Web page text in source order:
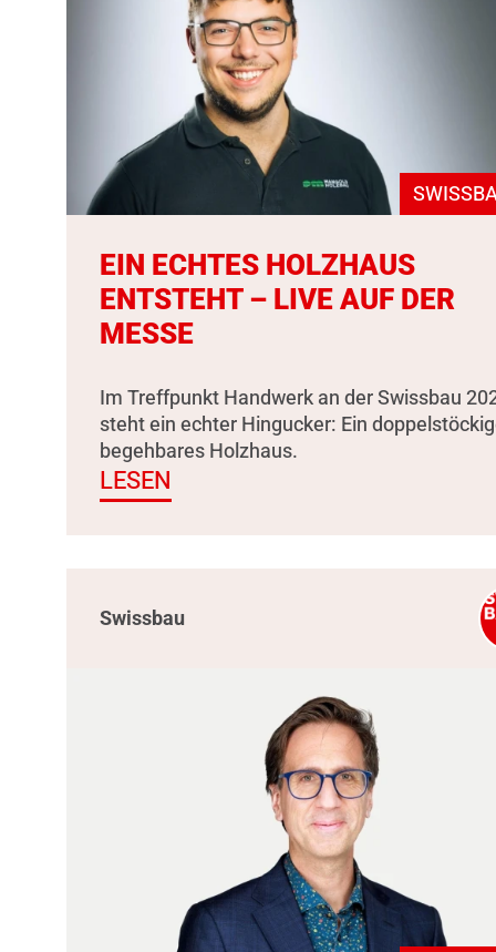
EIN ECHTES HOLZHAUS
ENTSTEHT – LIVE AUF DER
MESSE
Im Treffpunkt Handwerk an der Swissbau
steht ein echter Hingucker: Ein
begehbares Holzhaus.
LESEN
Swissbau